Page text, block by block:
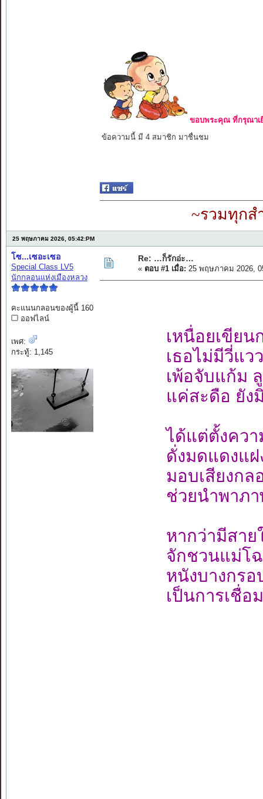
ขอบพระคุณ ที่กรุณาเ
ข้อความนี้ มี 4 สมาชิก มาชื่นชม
~รวมทุกส
25 พฤษภาคม 2026, 05:42:PM
โซ...เซอะเซอ
Special Class LV5
นักกลอนแห่งเมืองหลวง
คะแนนกลอนของผู้นี้ 160
ออฟไลน์
เพศ:
กระทู้: 1,145
Re: …ก็รักอ่ะ…
« ตอบ #1 เมื่อ: 25 พฤษภาคม 2026,
เหนื่อยเขีย
เธอไม่มีวี่แว
เพ้อจับแก้ม
แค่สะดือ ยัง
ได้แต่ตั้งควา
ดั่งมดแดงแ
มอบเสียงก
ช่วยนำพาภ
หากว่ามีสาย
จักชวนแม่โ
หนังบางกร
เป็นการเชื่